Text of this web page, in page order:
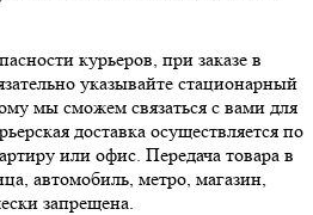
курьеров, при заказе в
указывайте стационарный
мы сможем связаться с вами для
доставка осуществляется по
или офис. Передача товара в
автомобиль, метро, магазин,
запрещена.